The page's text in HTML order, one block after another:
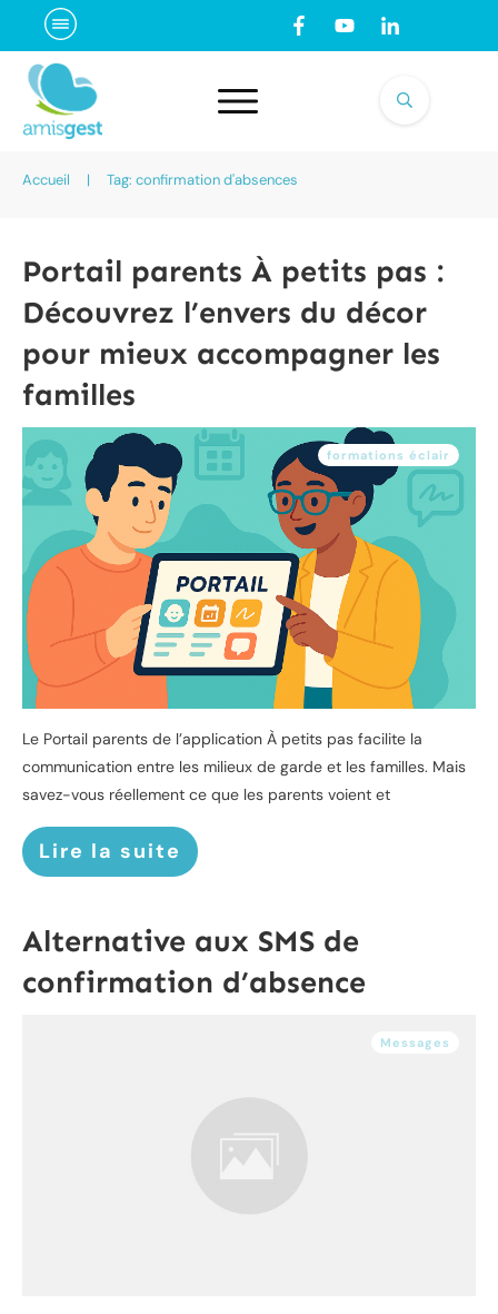
Accueil | Tag: confirmation d'absences
Portail parents À petits pas :
Découvrez l’envers du décor
pour mieux accompagner les
familles
formations éclair
Le Portail parents de l’application À petits pas facilite la
communication entre les milieux de garde et les familles. Mais
savez-vous réellement ce que les parents voient et
Lire la suite
Alternative aux SMS de
confirmation d’absence
Messages